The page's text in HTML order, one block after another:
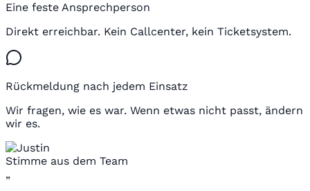
Eine feste Ansprechperson
Direkt erreichbar. Kein Callcenter, kein Ticketsystem.
Rückmeldung nach jedem Einsatz
Wir fragen, wie es war. Wenn etwas nicht passt, ändern
wir es.
Stimme aus dem Team
„